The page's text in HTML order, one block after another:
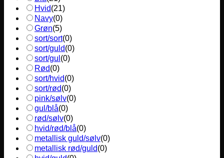
Hvid(21)
Navy(0)
Grøn(5)
sort/sort(0)
sort/guld(0)
sort/gul (0)
Rød(0)
sort/hvid(0)
sort/rød(0)
pink/sølv(0)
gul/blå(0)
rød/sølv(0)
hvid/rød/blå(0)
metallisk guld/sølv(0)
metallisk rød/guld(0)